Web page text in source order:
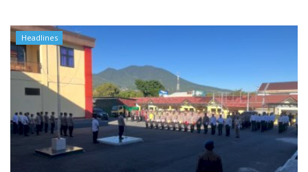
Antisipasi Covid – 19 | Bhabinkamtibmas Desa Sambi BRIGPOL Stanislaus Tandi Beri Sosialisasi
Bentuk Kepedulian Terhadap Tenaga Medis, Kapolres Manggarai Berikan Dukungan Moril.
Headlines